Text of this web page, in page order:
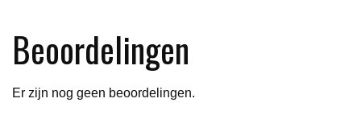
Beoordelingen
Er zijn nog geen beoordelingen.